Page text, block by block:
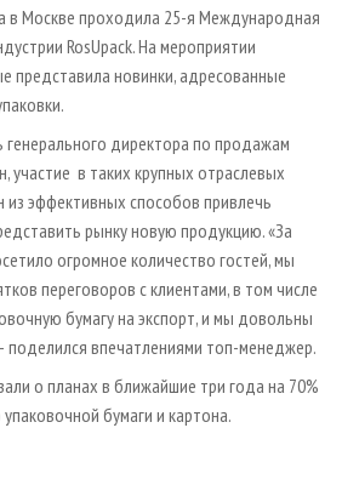
ПЛИТ
в Москве проходила 25-я Международная
RosUpack. На мероприятии
представила новинки, адресованные
генерального директора по продажам
участие в таких крупных отраслевых
эффективных способов привлечь
рынку новую продукцию. «За
огромное количество гостей, мы
переговоров с клиентами, в том числе
бумагу на экспорт, и мы довольны
поделился впечатлениями топ-менеджер.
о планах в ближайшие три года на 70%
бумаги и картона.